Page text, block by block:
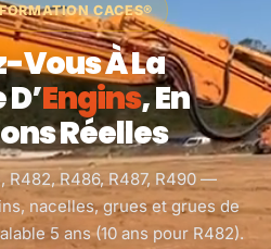
CACES®
Vous À La
Engins, En
Réelles
R482, R486, R487, R490 —
nacelles, grues et grues de
5 ans (10 ans pour R482).